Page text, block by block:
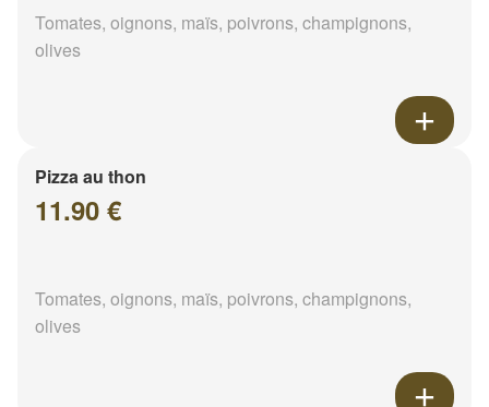
Tomates, oignons, maïs, poivrons, champignons,
olives
Pizza au thon
11.90 €
Tomates, oignons, maïs, poivrons, champignons,
olives